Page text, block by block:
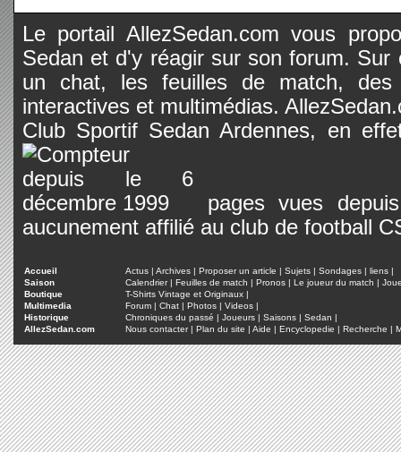
Le portail AllezSedan.com vous
Sedan et d'y réagir sur son forum.
un chat, les feuilles de match, des
interactives et multimédias.
Club Sportif Sedan Ardennes, en
pages vues
aucunement affilié au club de football
Accueil Actus | Archives | Proposer un article | Sujets | Sondages | liens |
Saison
Calendrier| Feuilles de match | Pronos | Le joueur du match |
Boutique
T-Shirts Vintage et Originaux |
Multimedia
Forum | Chat | Photos | Videos |
Historique
Chroniques du passé | Joueurs | Saisons | Sedan |
AllezSedan.com
Nous contacter| Plan du site | Aide | Encyclopedie | Recherche |